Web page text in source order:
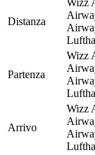
Distanza
Partenza
Wizz
Arrivo
Wizz